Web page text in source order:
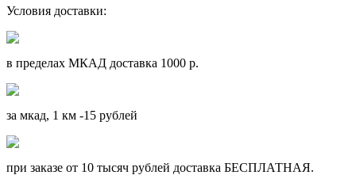
Условия доставки:
в пределах МКАД доставка 1000 р.
за мкад, 1 км -15 рублей
при заказе от 10 тысяч рублей доставка БЕСПЛАТНАЯ.